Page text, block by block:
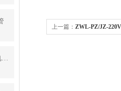
高压矿用电缆选型对矿井供电安全影响
上一篇： ZWL-PZ/JZ-